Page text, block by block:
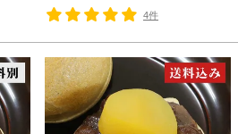
4件